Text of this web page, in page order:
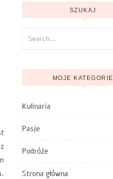
SZUKAJ
MOJE KATEGORIE
Kulinaria
Pasje
Podróże
Strona główna